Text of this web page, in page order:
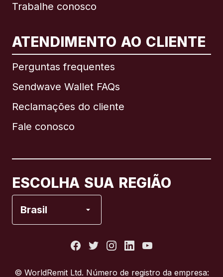
Trabalhe conosco
ATENDIMENTO AO CLIENTE
Perguntas frequentes
Sendwave Wallet FAQs
Reclamações do cliente
Fale conosco
ESCOLHA SUA REGIÃO
Brasil
Internacional English
Brasil
© WorldRemit Ltd. Número de registro da empresa: